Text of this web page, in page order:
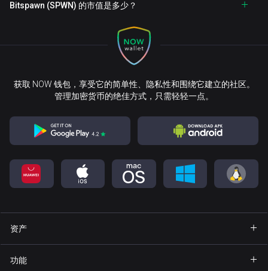
Bitspawn (SPWN) 的市值是多少？
获取 NOW 钱包，享受它的简单性、隐私性和围绕它建立的社区。
管理加密货币的绝佳方式，只需轻轻一点。
资产
功能